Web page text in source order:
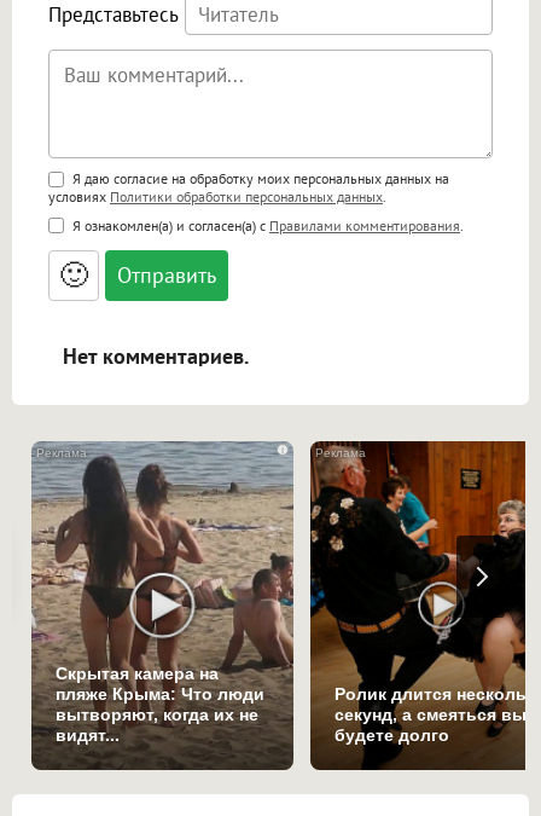
Представьтесь
Поддержка HTML
<b>, <strong>, <u>, <i>, <em>, <s>, <big>,
<small>, <sup>, <sub>, <pre>, <ul>, <ol>, <li>,
<blockquote>, <code> экранирует HTML,
адреса URL автоматически становятся
ссылками, и [img]адрес[/img] будет
Я даю согласие на обработку моих персональных данных на
условиях Политики обработки персональных данных
Я ознакомлен(а) и согласен(а) с Правилами комментирования
🙂
Нет комментариев.
i
Скрытая камера на
пляже Крыма: Что люди
вытворяют, когда их не
видят...
Ролик длится
секунд, а смеяться вы
будете долго